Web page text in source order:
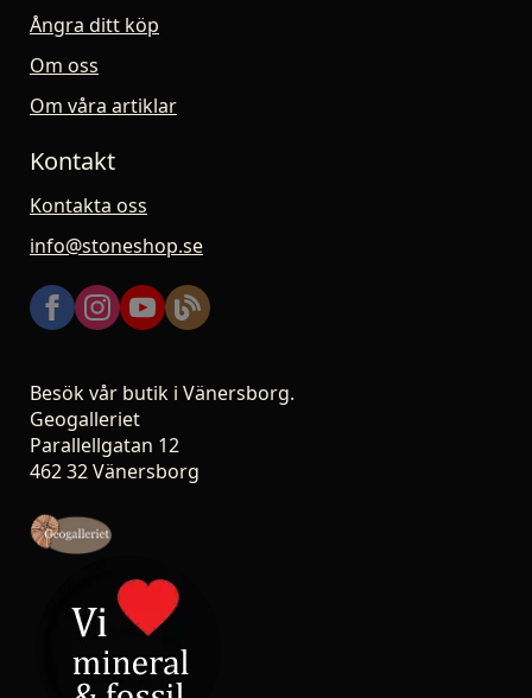
Ångra ditt köp
Om oss
Om våra artiklar
Kontakt
Kontakta oss
info@stoneshop.se
Besök vår butik i Vänersborg.
Geogalleriet
Parallellgatan 12
462 32 Vänersborg